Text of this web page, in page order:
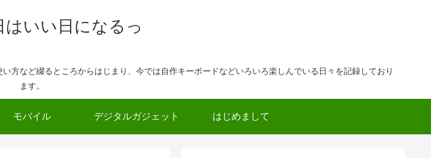
はいい日になるっ
方など綴るところからはじまり、今では自作キーボードなどいろいろ楽しんでいる日々を記録しており
ます。
モバイル デジタルガジェット はじめまして